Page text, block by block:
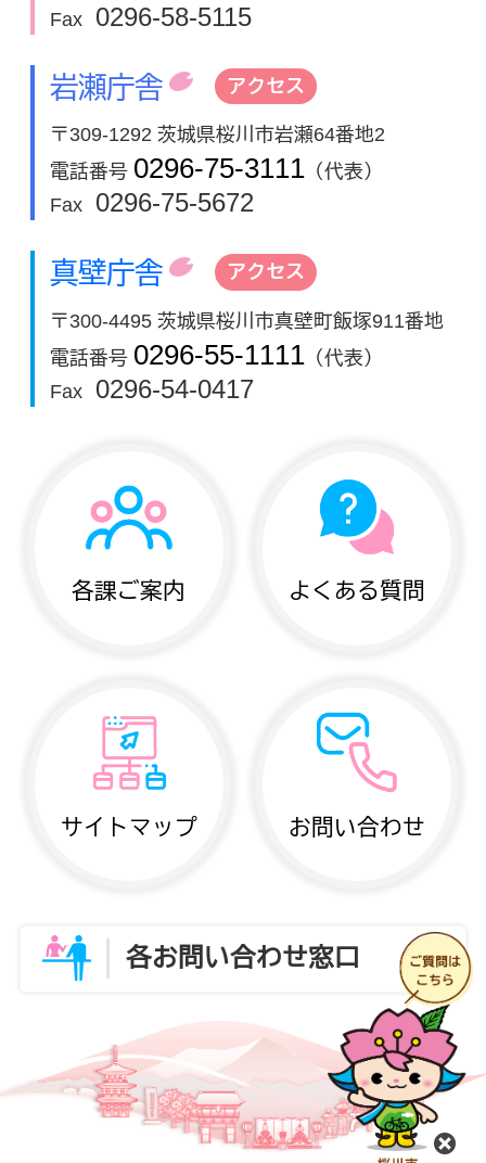
Fax
0296-58-5115
岩瀬庁舎 アクセス
〒309-1292 茨城県桜川市岩瀬64番地2
電話番号 0296-75-3111 （代表）
Fax
0296-75-5672
真壁庁舎 アクセス
〒300-4495 茨城県桜川市真壁町飯塚911番地
電話番号 0296-55-1111 （代表）
Fax
0296-54-0417
各課ご案内 よくある質問
サイトマップ お問い合わせ
各お問い合わせ窓口